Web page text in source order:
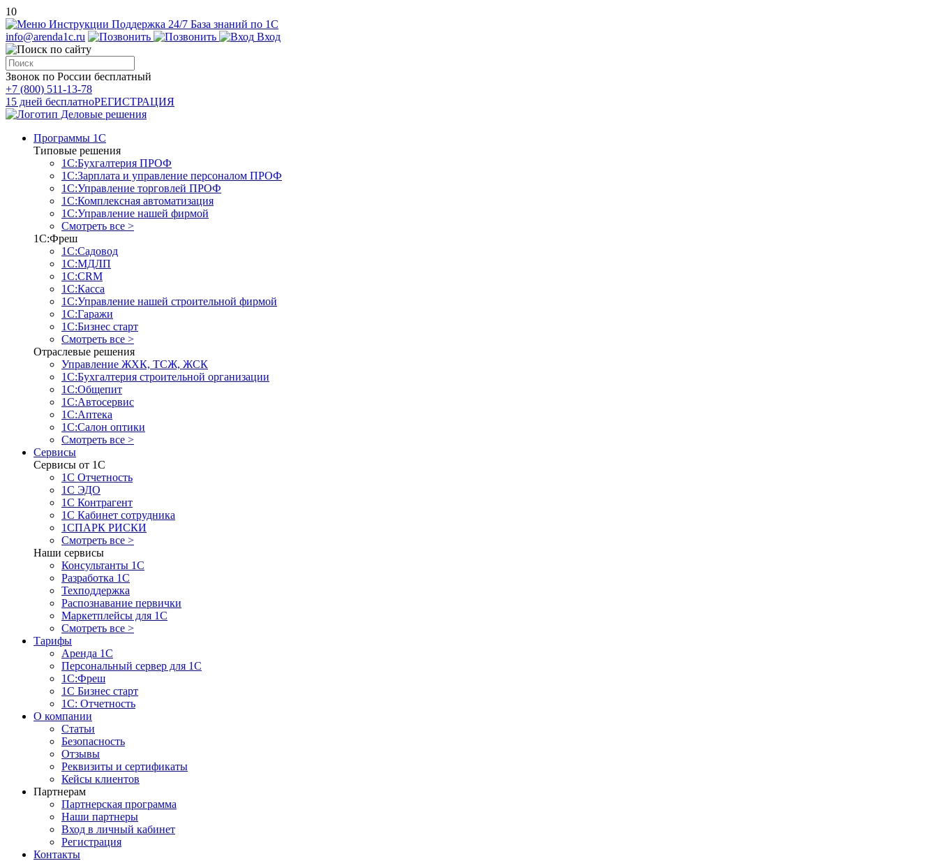
10
Инструкции Поддержка 24/7 База знаний по 1С
info@arenda1c.ru
Вход
Звонок по России бесплатный
+7 (800) 511-13-78
15 дней бесплатноРЕГИСТРАЦИЯ
Программы 1С
Типовые решения
1С:Бухгалтерия ПРОФ
1С:Зарплата и управление персоналом ПРОФ
1С:Управление торговлей ПРОФ
1С:Комплексная автоматизация
1С:Управление нашей фирмой
Смотреть все >
1С:Фреш
1С:Садовод
1С:МДЛП
1С:CRM
1С:Касса
1С:Управление нашей строительной фирмой
1С:Гаражи
1С:Бизнес старт
Смотреть все >
Отраслевые решения
Управление ЖХК, ТСЖ, ЖСК
1С:Бухгалтерия строительной организации
1С:Общепит
1С:Автосервис
1С:Аптека
1С:Салон оптики
Смотреть все >
Сервисы
Сервисы от 1С
1С Отчетность
1С ЭДО
1С Контрагент
1С Кабинет сотрудника
1СПАРК РИСКИ
Смотреть все >
Наши сервисы
Консультанты 1С
Разработка 1С
Техподдержка
Распознавание первички
Маркетплейсы для 1С
Смотреть все >
Тарифы
Аренда 1С
Персональный сервер для 1С
1С:Фреш
1С Бизнес старт
1С: Отчетность
О компании
Статьи
Безопасность
Отзывы
Реквизиты и сертификаты
Кейсы клиентов
Партнерам
Партнерская программа
Наши партнеры
Вход в личный кабинет
Регистрация
Контакты